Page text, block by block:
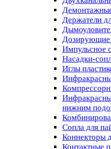
Держатели
Дозирующие
Импульсное
Насадки-
Иглы
нижним
Сопла для
Коннекторы
Контактные